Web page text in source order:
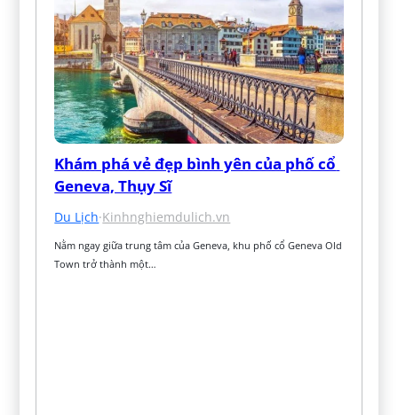
Khám phá vẻ đẹp bình yên của phố cổ
Geneva, Thụy Sĩ
Du Lịch·Kinhnghiemdulich.vn
Nằm ngay giữa trung tâm của Geneva, khu phố cổ Geneva Old
Town trở thành một…